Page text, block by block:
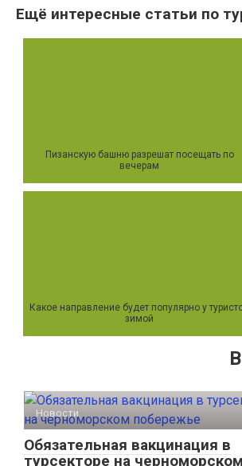
Ещё интересные статьи по
Пизанскую башню разрешат посещать по
вечерам
Какое направление будет популярно у
зимой
Новости
Обязательная вакцинация в
турсекторе на черноморском